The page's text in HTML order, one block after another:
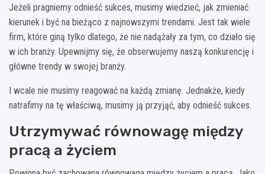
Jeżeli pragniemy odnieść sukces, musimy wiedzieć, jak zmieniać
kierunek i być na bieżąco z najnowszymi trendami. Jest tak wiele
firm, które giną tylko dlatego, że nie nadążały za tym, co działo się
w ich branży. Upewnijmy się, że obserwujemy naszą konkurencję i
główne trendy w swojej branży.
I wcale nie musimy reagować na każdą zmianę. Jednakże, kiedy
natrafimy na tę właściwą, musimy ją przyjąć, aby odnieść sukces.
Utrzymywać równowagę między
pracą a życiem